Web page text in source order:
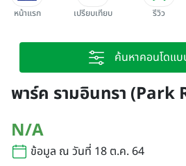
หน้าแรก เปรียบเทียบ รีวิว
ค้นหาคอนโดแบ
พาร์ค รามอินทรา
N/A
ข้อมูล ณ วันที่ 18 ต.ค. 64